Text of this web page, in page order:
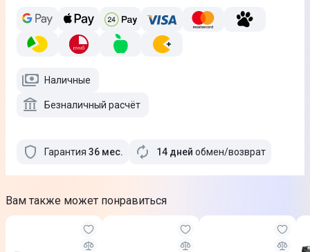
Наличные
Безналичный расчёт
Гарантия 36 мес. 14 дней обмен/возврат
Вам также может понравиться